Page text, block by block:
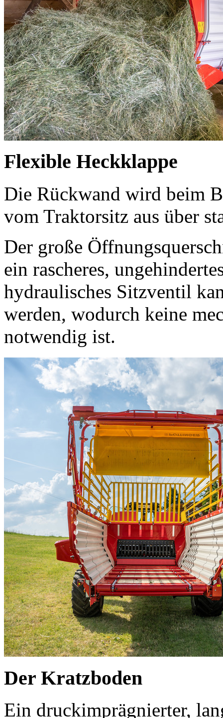
Flexible Heckklappe
Die Rückwand wird beim
vom Traktorsitz aus über
Der große
ein rascheres,
hydraulisches Sitzventil
werden, wodurch keine
notwendig ist.
Der Kratzboden
Ein druckimprägnierter,